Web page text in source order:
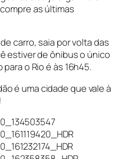
as últimas
carro, saia por volta das
estiver de ônibus o único
o Rio é às 16h45.
é uma cidade que vale à